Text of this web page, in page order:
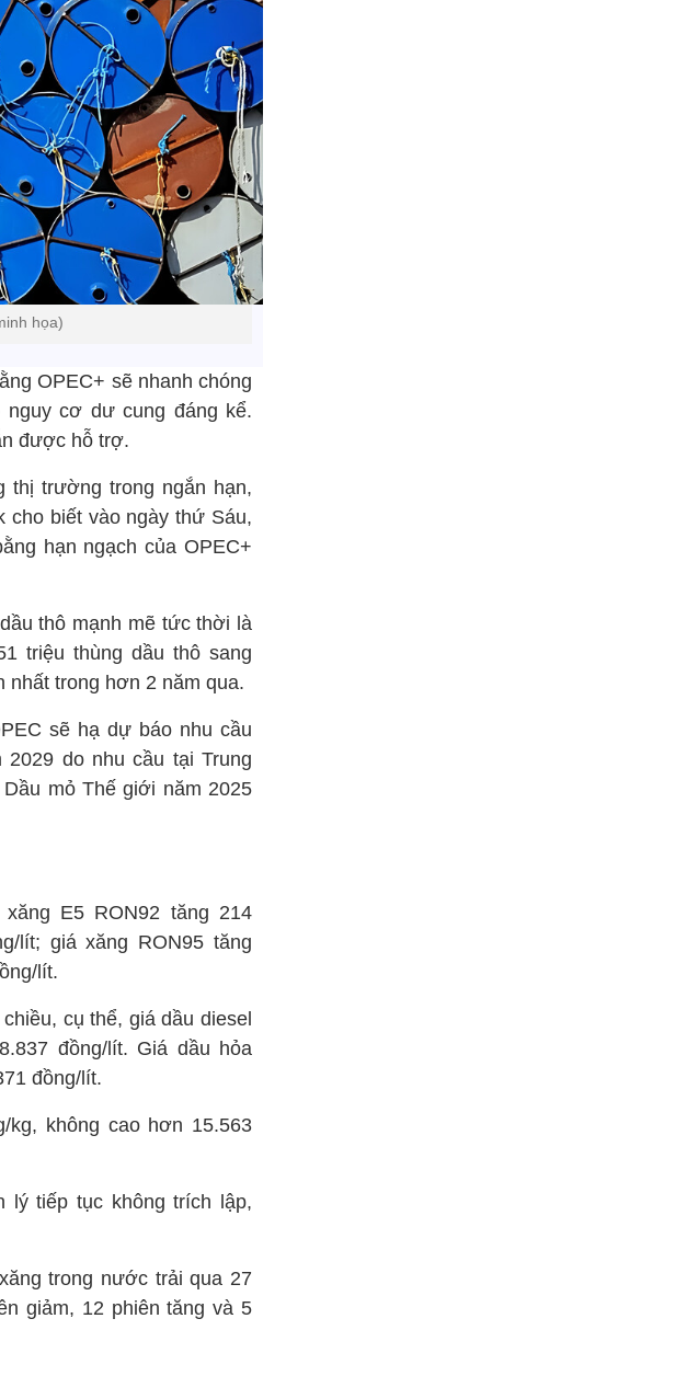
họa)
OPEC+ sẽ nhanh chóng
cơ dư cung đáng kể.
được hỗ trợ.
thị trường trong ngắn hạn,
cho biết vào ngày thứ Sáu,
hạn ngạch của OPEC+
thô mạnh mẽ tức thời là
triệu thùng dầu thô sang
nhất trong hơn 2 năm qua.
sẽ hạ dự báo nhu cầu
do nhu cầu tại Trung
mỏ Thế giới năm 2025
E5 RON92 tăng 214
lít; giá xăng RON95 tăng
lít.
cụ thể, giá dầu diesel
đồng/lít. Giá dầu hỏa
đồng/lít.
kg, không cao hơn 15.563
lý tiếp tục không trích lập,
trong nước trải qua 27
giảm, 12 phiên tăng và 5